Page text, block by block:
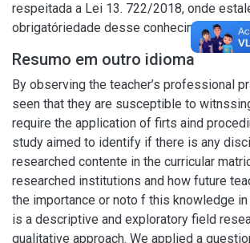
respeitada a Lei 13. 722/2018, onde
obrigatóriedade desse conhecimento.
Resumo em outro idioma
By observing the teacher’s professional
seen that they are susceptible to
require the application of firts aind
study aimed to identify if there is any
researched contente in the curricular
researched institutions and how future
the importance or noto f this knowledge
is a descriptive and exploratory field
qualitative approach. We applied a